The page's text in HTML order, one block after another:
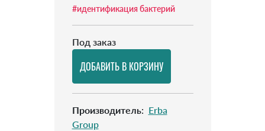
#идентификация бактерий
Под заказ
Производитель: Erba
Group